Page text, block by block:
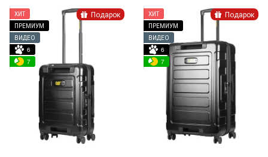
Подарок
ХИТ
ПРЕМИУМ
ВИДЕО
6
7
Подарок
ХИТ
ПРЕМИУМ
ВИДЕО
6
7